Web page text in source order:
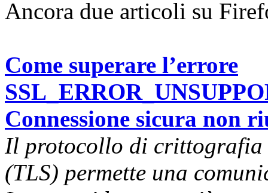
Ancora due articoli su
Come superare l’errore
Connessione sicura non
Il protocollo di crittografia
(TLS) permette una